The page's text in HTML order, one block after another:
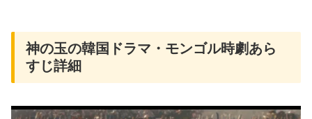
神の玉の韓国ドラマ・モンゴル時劇あら
すじ詳細